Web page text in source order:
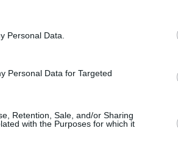
Personal Data.
Personal Data for Targeted
Retention, Sale, and/or Sharing
with the Purposes for which it
από την Ελλάδα και τον Κόσμο, τη